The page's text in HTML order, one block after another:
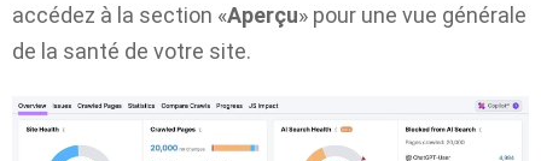
accédez à la section «Aperçu» pour une vue générale
de la santé de votre site.